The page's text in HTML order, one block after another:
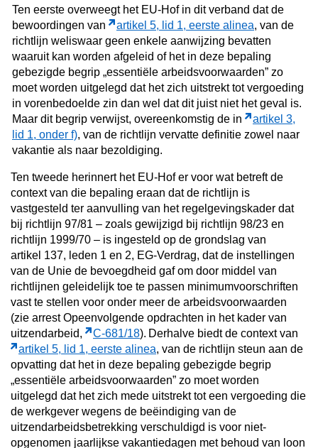
Ten eerste overweegt het EU-Hof in dit verband dat de
bewoordingen van
artikel 5, lid 1, eerste alinea, van de
richtlijn weliswaar geen enkele aanwijzing bevatten
waaruit kan worden afgeleid of het in deze bepaling
gebezigde begrip „essentiële arbeidsvoorwaarden” zo
moet worden uitgelegd dat het zich uitstrekt tot vergoeding
in vorenbedoelde zin dan wel dat dit juist niet het geval is.
Maar dit begrip verwijst, overeenkomstig de in
artikel 3,
lid 1, onder f), van de richtlijn vervatte definitie zowel naar
vakantie als naar bezoldiging.
Ten tweede herinnert het EU-Hof er voor wat betreft de
context van die bepaling eraan dat de richtlijn is
vastgesteld ter aanvulling van het regelgevingskader dat
bij richtlijn 97/81 – zoals gewijzigd bij richtlijn 98/23 en
richtlijn 1999/70 – is ingesteld op de grondslag van
artikel 137, leden 1 en 2, EG-Verdrag, dat de instellingen
van de Unie de bevoegdheid gaf om door middel van
richtlijnen geleidelijk toe te passen minimumvoorschriften
vast te stellen voor onder meer de arbeidsvoorwaarden
(zie arrest Opeenvolgende opdrachten in het kader van
uitzendarbeid,
C‑681/18). Derhalve biedt de context van
artikel 5, lid 1, eerste alinea, van de richtlijn steun aan de
opvatting dat het in deze bepaling gebezigde begrip
„essentiële arbeidsvoorwaarden” zo moet worden
uitgelegd dat het zich mede uitstrekt tot een vergoeding die
de werkgever wegens de beëindiging van de
uitzendarbeidsbetrekking verschuldigd is voor niet-
opgenomen jaarlijkse vakantiedagen met behoud van loon